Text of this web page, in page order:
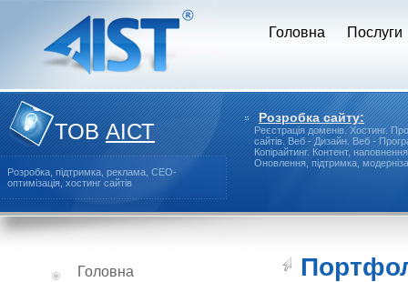
Головна Послуги
ТОВАІСТ
Розробка, підтримка, реклама, СЕО-
оптимізація, хостинг сайтів
Розробка сайту:
Реєстрація доменів. Хостинг.
сайтів. Веб - Дизайн. Веб -
Копірайтинг. Контент,
Оновлення, підтримка,
Головна